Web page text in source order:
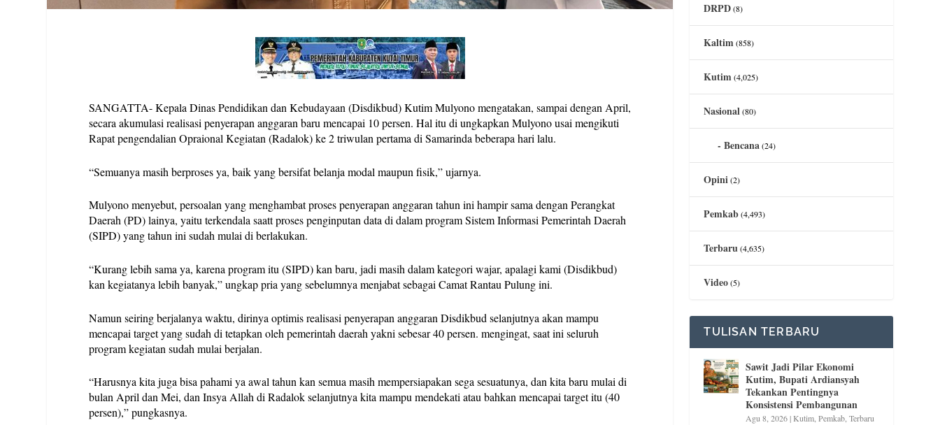
SANGATTA- Kepala Dinas Pendidikan dan Kebudayaan (Disdikbud) Kutim Mulyono mengatakan, sampai dengan April,
secara akumulasi realisasi penyerapan anggaran baru mencapai 10 persen. Hal itu di ungkapkan Mulyono usai mengikuti
Rapat pengendalian Opraional Kegiatan (Radalok) ke 2 triwulan pertama di Samarinda beberapa hari lalu.
“Semuanya masih berproses ya, baik yang bersifat belanja modal maupun fisik,” ujarnya.
Mulyono menyebut, persoalan yang menghambat proses penyerapan anggaran tahun ini hampir sama dengan Perangkat
Daerah (PD) lainya, yaitu terkendala saatt proses penginputan data di dalam program Sistem Informasi Pemerintah Daerah
(SIPD) yang tahun ini sudah mulai di berlakukan.
“Kurang lebih sama ya, karena program itu (SIPD) kan baru, jadi masih dalam kategori wajar, apalagi kami (Disdikbud)
kan kegiatanya lebih banyak,” ungkap pria yang sebelumnya menjabat sebagai Camat Rantau Pulung ini.
Namun seiring berjalanya waktu, dirinya optimis realisasi penyerapan anggaran Disdikbud selanjutnya akan mampu
mencapai target yang sudah di tetapkan oleh pemerintah daerah yakni sebesar 40 persen. mengingat, saat ini seluruh
program kegiatan sudah mulai berjalan.
“Harusnya kita juga bisa pahami ya awal tahun kan semua masih mempersiapakan sega sesuatunya, dan kita baru mulai di
bulan April dan Mei, dan Insya Allah di Radalok selanjutnya kita mampu mendekati atau bahkan mencapai target itu (40
persen),” pungkasnya.
DRPD(8)
Kaltim(858)
Kutim(4,025)
Nasional(80)
Bencana(24)
Opini(2)
Pemkab(4,493)
Terbaru(4,635)
Video(5)
TULISAN TERBARU
Sawit Jadi Pilar Ekonomi
Kutim, Bupati Ardiansyah
Tekankan Pentingnya
Konsistensi Pembangunan
Agu 8, 2026|Kutim,Pemkab,Terbaru